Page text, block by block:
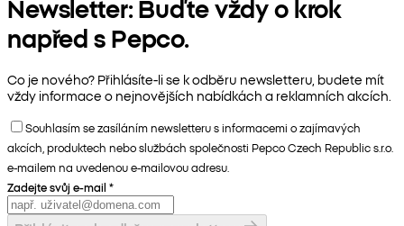
Newsletter: Buďte vždy o krok
napřed s Pepco.
Co je nového? Přihlásíte-li se k odběru newsletteru, budete mít
vždy informace o nejnovějších nabídkách a reklamních akcích.
Souhlasím se zasíláním newsletteru s informacemi o zajímavých
akcích, produktech nebo službách společnosti Pepco Czech Republic s.r.o.
e-mailem na uvedenou e-mailovou adresu.
Zadejte svůj e-mail *